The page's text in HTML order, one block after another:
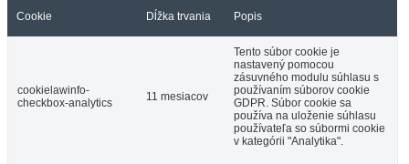
Cookie Dĺžka trvania Popis
cookielawinfo-
checkbox-analytics
11 mesiacov
Tento súbor cookie je
nastavený pomocou
zásuvného modulu súhlasu s
používaním súborov cookie
GDPR. Súbor cookie sa
používa na uloženie súhlasu
používateľa so súbormi cookie
v kategórii "Analytika".